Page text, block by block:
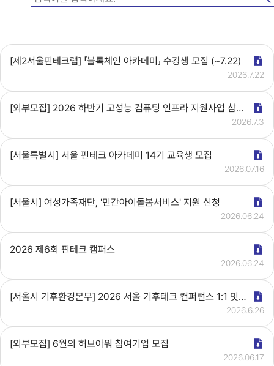
[제2서울핀테크랩] 「블록체인 아카데미」 수강생 모집 (~7.22)
2026.7.22
[외부모집] 2026 하반기 고성능 컴퓨팅 인프라 지원사업 참여기업 모집
2026.7.3
​​​​​​​[서울특별시] 서울 핀테크 아카데미 14기 교육생 모집
2026.07.16
[서울시] 여성가족재단, '민간아이돌봄서비스' 지원 신청
2026.06.24
2026 제6회 핀테크 캠퍼스
2026.06.24
[서울시 기후환경본부] 2026 서울 기후테크 컨퍼런스 1:1 밋업 기업신청
2026.6.26
[외부모집] 6월의 허브아워 참여기업 모집
2026.06.17